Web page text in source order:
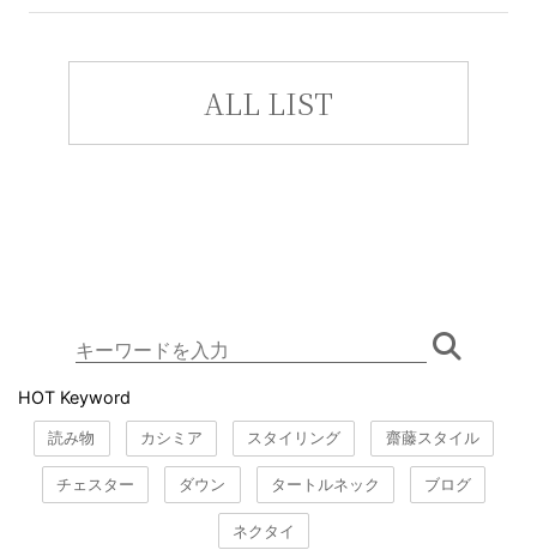
ALL LIST
HOT Keyword
読み物 カシミア スタイリング 齋藤スタイル
チェスター ダウン タートルネック ブログ
ネクタイ